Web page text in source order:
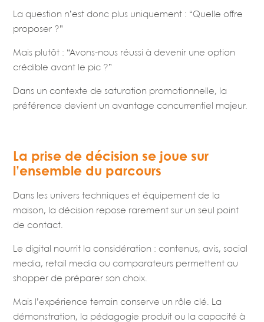
La question n’est donc plus uniquement : “Quelle offre
proposer ?”
Mais plutôt : “Avons-nous réussi à devenir une option
crédible avant le pic ?”
Dans un contexte de saturation promotionnelle, la
préférence devient un avantage concurrentiel majeur.
La prise de décision se joue sur
l’ensemble du parcours
Dans les univers techniques et équipement de la
maison, la décision repose rarement sur un seul point
de contact.
Le digital nourrit la considération : contenus, avis, social
media, retail media ou comparateurs permettent au
shopper de préparer son choix.
Mais l’expérience terrain conserve un rôle clé. La
démonstration, la pédagogie produit ou la capacité à